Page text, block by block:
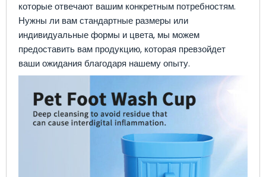
которые отвечают вашим конкретным потребностям.
Нужны ли вам стандартные размеры или
индивидуальные формы и цвета, мы можем
предоставить вам продукцию, которая превзойдет
ваши ожидания благодаря нашему опыту.